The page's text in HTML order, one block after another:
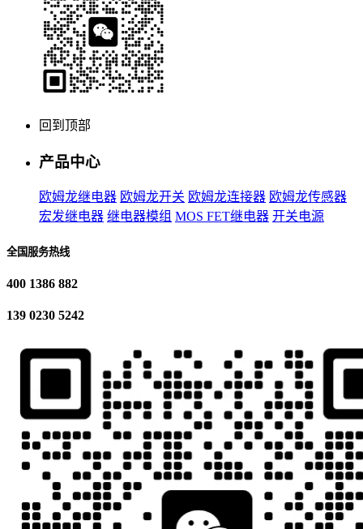
回到顶部
产品中心
欧姆龙继电器 欧姆龙开关 欧姆龙连接器 欧姆龙传感器
宏发继电器 继电器模组 MOS FET继电器 开关电源
全国服务热线
400 1386 882
139 0230 5242